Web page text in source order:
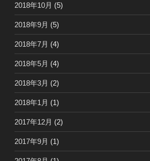
2018年10月 (5)
2018年9月 (5)
2018年7月 (4)
2018年5月 (4)
2018年3月 (2)
2018年1月 (1)
2017年12月 (2)
2017年9月 (1)